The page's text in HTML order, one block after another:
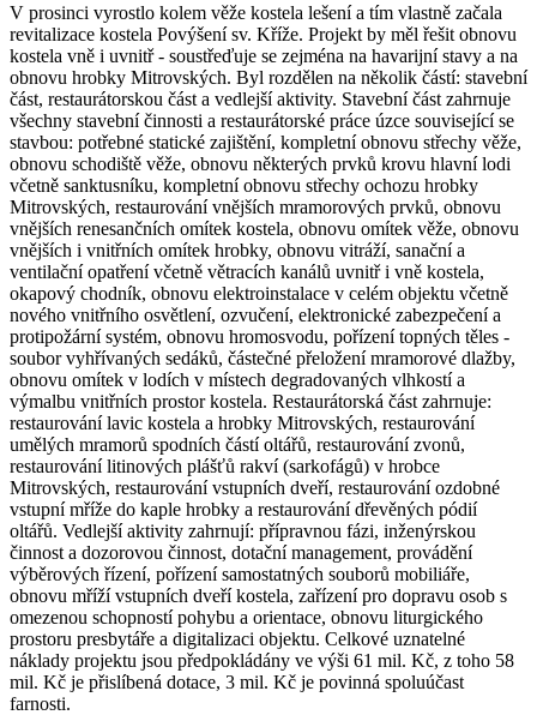
V prosinci vyrostlo kolem věže kostela lešení a tím vlastně začala
revitalizace kostela Povýšení sv. Kříže. Projekt by měl řešit obnovu
kostela vně i uvnitř - soustřeďuje se zejména na havarijní stavy a na
obnovu hrobky Mitrovských. Byl rozdělen na několik částí: stavební
část, restaurátorskou část a vedlejší aktivity. Stavební část zahrnuje
všechny stavební činnosti a restaurátorské práce úzce související se
stavbou: potřebné statické zajištění, kompletní obnovu střechy věže,
obnovu schodiště věže, obnovu některých prvků krovu hlavní lodi
včetně sanktusníku, kompletní obnovu střechy ochozu hrobky
Mitrovských, restaurování vnějších mramorových prvků, obnovu
vnějších renesančních omítek kostela, obnovu omítek věže, obnovu
vnějších i vnitřních omítek hrobky, obnovu vitráží, sanační a
ventilační opatření včetně větracích kanálů uvnitř i vně kostela,
okapový chodník, obnovu elektroinstalace v celém objektu včetně
nového vnitřního osvětlení, ozvučení, elektronické zabezpečení a
protipožární systém, obnovu hromosvodu, pořízení topných těles -
soubor vyhřívaných sedáků, částečné přeložení mramorové dlažby,
obnovu omítek v lodích v místech degradovaných vlhkostí a
výmalbu vnitřních prostor kostela. Restaurátorská část zahrnuje:
restaurování lavic kostela a hrobky Mitrovských, restaurování
umělých mramorů spodních částí oltářů, restaurování zvonů,
restaurování litinových plášťů rakví (sarkofágů) v hrobce
Mitrovských, restaurování vstupních dveří, restaurování ozdobné
vstupní mříže do kaple hrobky a restaurování dřevěných pódií
oltářů. Vedlejší aktivity zahrnují: přípravnou fázi, inženýrskou
činnost a dozorovou činnost, dotační management, provádění
výběrových řízení, pořízení samostatných souborů mobiliáře,
obnovu mříží vstupních dveří kostela, zařízení pro dopravu osob s
omezenou schopností pohybu a orientace, obnovu liturgického
prostoru presbytáře a digitalizaci objektu. Celkové uznatelné
náklady projektu jsou předpokládány ve výši 61 mil. Kč, z toho 58
mil. Kč je přislíbená dotace, 3 mil. Kč je povinná spoluúčast
farnosti.